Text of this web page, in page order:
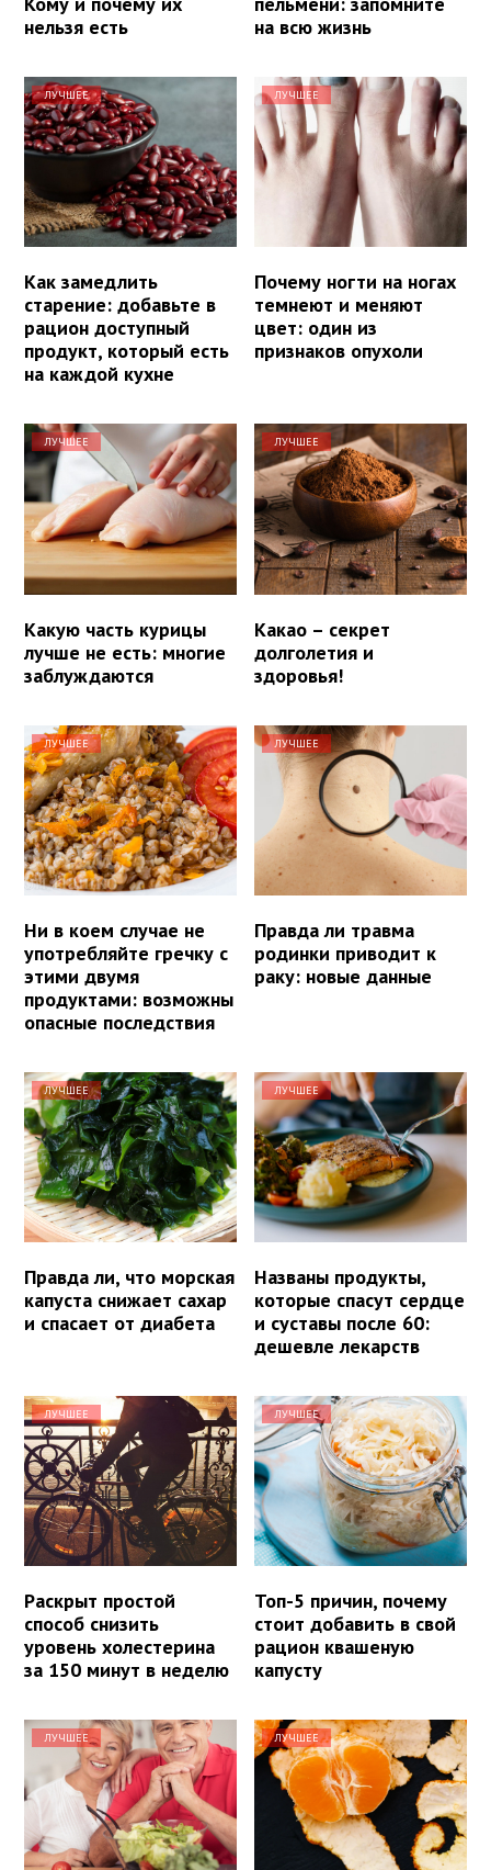
нельзя есть
на всю жизнь
ЛУЧШЕЕ
Как замедлить
старение: добавьте в
рацион доступный
продукт, который есть
на каждой кухне
ЛУЧШЕЕ
Почему ногти на ногах
темнеют и меняют
цвет: один из
признаков опухоли
ЛУЧШЕЕ
Какую часть курицы
лучше не есть: многие
заблуждаются
ЛУЧШЕЕ
Какао – секрет
долголетия и
здоровья!
ЛУЧШЕЕ
Ни в коем случае не
употребляйте гречку с
этими двумя
продуктами: возможны
опасные последствия
ЛУЧШЕЕ
Правда ли травма
родинки приводит к
раку: новые данные
ЛУЧШЕЕ
Правда ли, что морская
капуста снижает сахар
и спасает от диабета
ЛУЧШЕЕ
Названы продукты,
которые спасут сердце
и суставы после 60:
дешевле лекарств
ЛУЧШЕЕ
Раскрыт простой
способ снизить
уровень холестерина
за 150 минут в неделю
ЛУЧШЕЕ
Топ-5 причин, почему
стоит добавить в свой
рацион квашеную
капусту
ЛУЧШЕЕ ЛУЧШЕЕ